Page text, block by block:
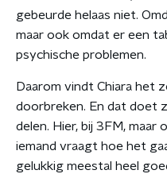
gebeurde helaas niet.
maar ook omdat er een
psychische problemen.
Daarom vindt Chiara het
doorbreken. En dat doet
delen. Hier, bij 3FM, maar
iemand vraagt hoe het
gelukkig meestal heel